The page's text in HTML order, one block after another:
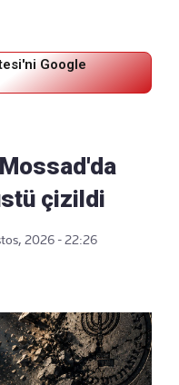
Google
çizildi
2026 - 22:26